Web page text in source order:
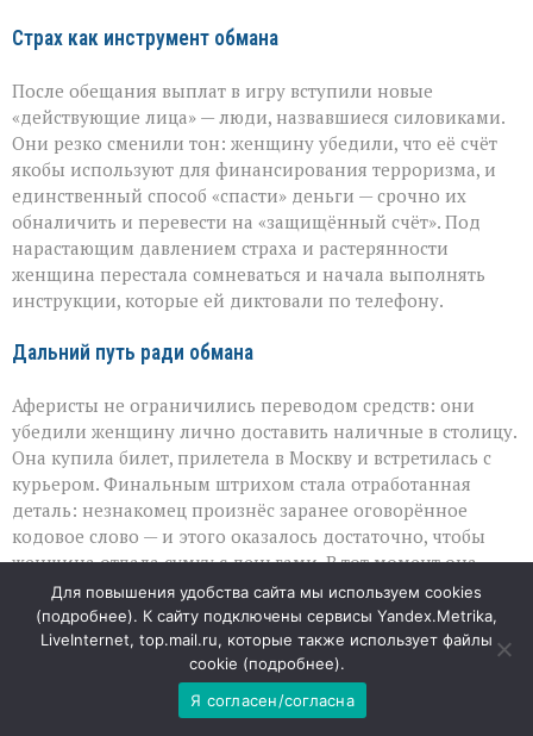
Страх как инструмент обмана
После обещания выплат в игру вступили новые
«действующие лица» — люди, назвавшиеся силовиками.
Они резко сменили тон: женщину убедили, что её счёт
якобы используют для финансирования терроризма, и
единственный способ «спасти» деньги — срочно их
обналичить и перевести на «защищённый счёт». Под
нарастающим давлением страха и растерянности
женщина перестала сомневаться и начала выполнять
инструкции, которые ей диктовали по телефону.
Дальний путь ради обмана
Аферисты не ограничились переводом средств: они
убедили женщину лично доставить наличные в столицу.
Она купила билет, прилетела в Москву и встретилась с
курьером. Финальным штрихом стала отработанная
деталь: незнакомец произнёс заранее оговорённое
кодовое слово — и этого оказалось достаточно, чтобы
женщина отдала сумку с деньгами. В тот момент она
искренне верила, что поступает правильно и спасает
свои сбережения.
Последствия и реакция властей
Когда женщина поняла, что стала жертвой обмана, было
Для повышения удобства сайта мы используем cookies
(подробнее). К сайту подключены сервисы Yandex.Metrika,
LiveInternet, top.mail.ru, которые также использует файлы
cookie (подробнее).
Я согласен/согласна